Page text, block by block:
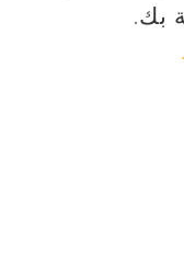
بك.